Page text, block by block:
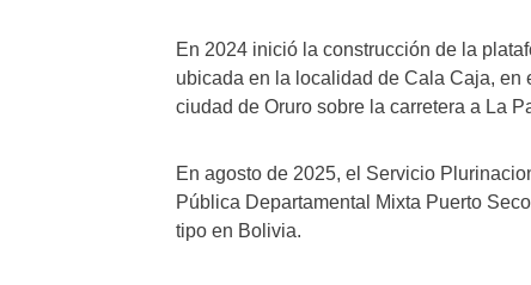
En 2024 inició la construcción de la
ubicada en la localidad de Cala Caja, en
ciudad de Oruro sobre la carretera a La
En agosto de 2025, el Servicio
Pública Departamental Mixta Puerto
tipo en Bolivia.